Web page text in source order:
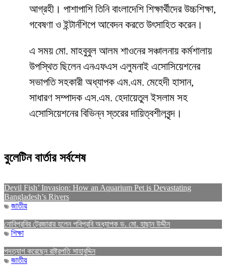
আগ্রহী। পাশাপাশি তিনি বাংলাদেশি শিক্ষার্থীদের উচ্চশিক্ষা,
গবেষণা ও ইন্টার্নশিপে আবেদন করতে উৎসাহিত করেন।
এ সময় মো. মাহবুবুল আলম শাওনের সঞ্চালনায় কর্মশালায়
উপস্থিত ছিলেন এনএফএস এলুমনাই এসোসিয়েশনের
সভাপতি সহকারী অধ্যাপক এম.এম. মেহেদী হাসান,
সাধারণ সম্পাদক এস.এম. হেদায়েতুল ইসলাম সহ
এসোসিয়েশনের বিভিন্ন স্তরের দায়িত্বশীলবৃন্দ।
বুলেটিন বার্তার সর্বশেষ
Devil Fish’ Invasion: How an Aquarium Pet is Devastating
Bangladesh’s Rivers
জাতীয়
নোবিপ্রবির ট্রেজারার হলেন পবিপ্রবি অধ্যাপক ড. মো. হাছান উদ্দীন
শিক্ষা
পদত্যাগ করেছেন রাষ্ট্রপতি সাহাবুদ্দিন
জাতীয়